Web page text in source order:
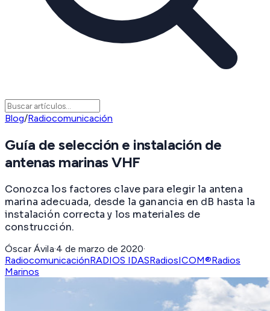
Blog/Radiocomunicación
Guía de selección e instalación de
antenas marinas VHF
Conozca los factores clave para elegir la antena
marina adecuada, desde la ganancia en dB hasta la
instalación correcta y los materiales de
construcción.
Óscar Ávila·4 de marzo de 2020·
RadiocomunicaciónRADIOS IDASRadiosICOM®Radios
Marinos